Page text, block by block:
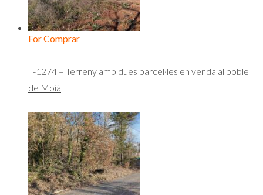
For Comprar
T-1274 – Terreny amb dues parcel·les en venda al poble
de Moià